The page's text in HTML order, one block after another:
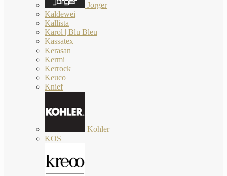
Jorger
Kaldewei
Kallista
Karol | Blu Bleu
Kassatex
Kerasan
Kermi
Kerrock
Keuco
Knief
Kohler
KOS